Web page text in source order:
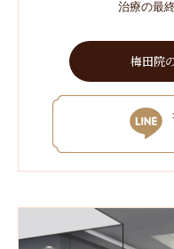
治療の最
梅田院